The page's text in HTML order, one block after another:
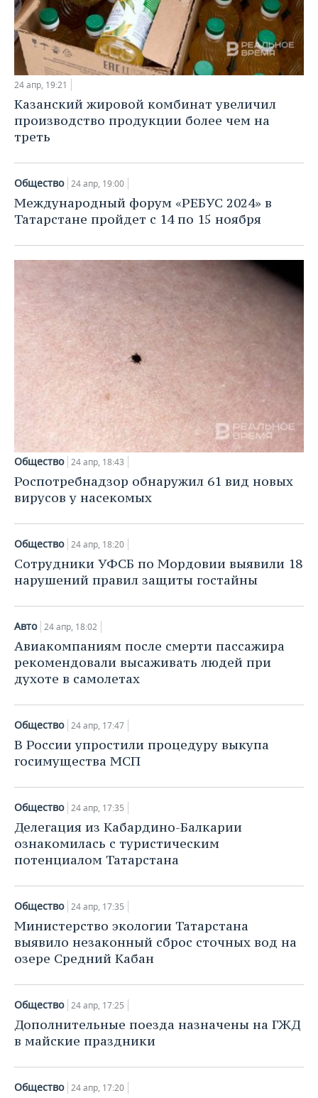
24 апр, 19:21
Казанский жировой комбинат увеличил
производство продукции более чем на
треть
Общество 24 апр, 19:00
Международный форум «РЕБУС 2024» в
Татарстане пройдет с 14 по 15 ноября
Общество 24 апр, 18:43
Роспотребнадзор обнаружил 61 вид новых
вирусов у насекомых
Общество 24 апр, 18:20
Сотрудники УФСБ по Мордовии выявили 18
нарушений правил защиты гостайны
Авто 24 апр, 18:02
Авиакомпаниям после смерти пассажира
рекомендовали высаживать людей при
духоте в самолетах
Общество 24 апр, 17:47
В России упростили процедуру выкупа
госимущества МСП
Общество 24 апр, 17:35
Делегация из Кабардино-Балкарии
ознакомилась с туристическим
потенциалом Татарстана
Общество 24 апр, 17:35
Министерство экологии Татарстана
выявило незаконный сброс сточных вод на
озере Средний Кабан
Общество 24 апр, 17:25
Дополнительные поезда назначены на ГЖД
в майские праздники
Общество 24 апр, 17:20